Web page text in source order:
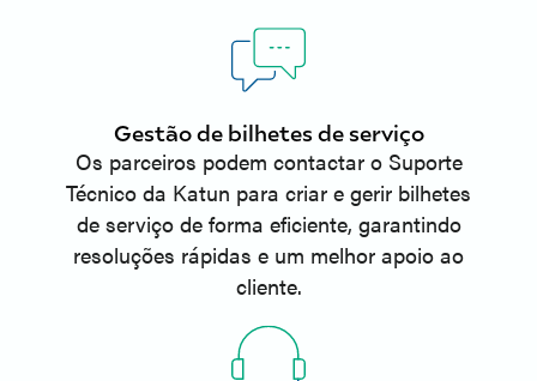
Gestão de bilhetes de serviço
Os parceiros podem contactar o Suporte
Técnico da Katun para criar e gerir bilhetes
de serviço de forma eficiente, garantindo
resoluções rápidas e um melhor apoio ao
cliente.